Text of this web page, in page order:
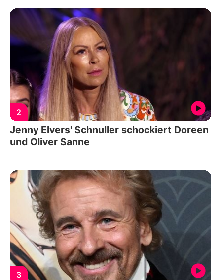
2
Jenny Elvers' Schnuller schockiert Doreen
und Oliver Sanne
3